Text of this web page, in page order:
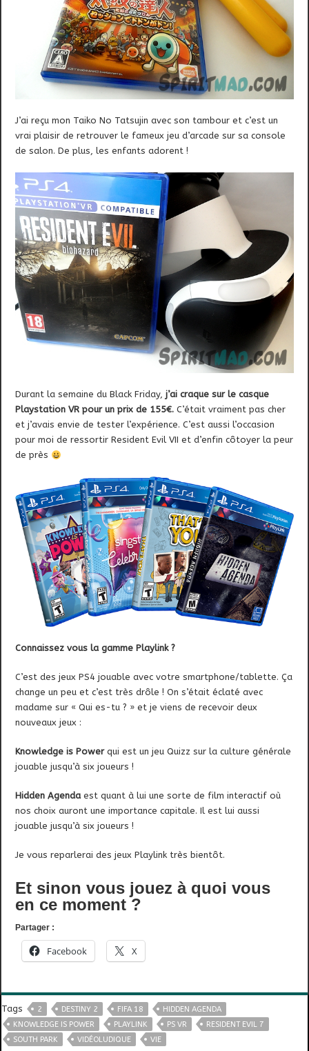
J’ai reçu mon Taiko No Tatsujin avec son tambour et c’est un
vrai plaisir de retrouver le fameux jeu d’arcade sur sa console
de salon. De plus, les enfants adorent !
Durant la semaine du Black Friday,j’ai craque sur le casque
Playstation VR pour un prix de 155€. C’était vraiment pas cher
et j’avais envie de tester l’expérience. C’est aussi l’occasion
pour moi de ressortir Resident Evil VII et d’enfin côtoyer la peur
de près
Connaissez vous la gamme Playlink ?
C’est des jeux PS4 jouable avec votre smartphone/tablette. Ça
change un peu et c’est très drôle ! On s’était éclaté avec
madame sur « Qui es-tu ? » et je viens de recevoir deux
nouveaux jeux :
Knowledge is Powerqui est un jeu Quizz sur la culture générale
jouable jusqu’à six joueurs !
Hidden Agendaest quant à lui une sorte de film interactif où
nos choix auront une importance capitale. Il est lui aussi
jouable jusqu’à six joueurs !
Je vous reparlerai des jeux Playlink très bientôt.
Et sinon vous jouez à quoi vous
en ce moment ?
Partager :
Facebook X
Tags 2 DESTINY 2 FIFA 18
HIDDEN AGENDA
KNOWLEDGE IS POWER
PLAYLINK PS VR
RESIDENT EVIL 7
SOUTH PARK
VIDÉOLUDIQUE VIE